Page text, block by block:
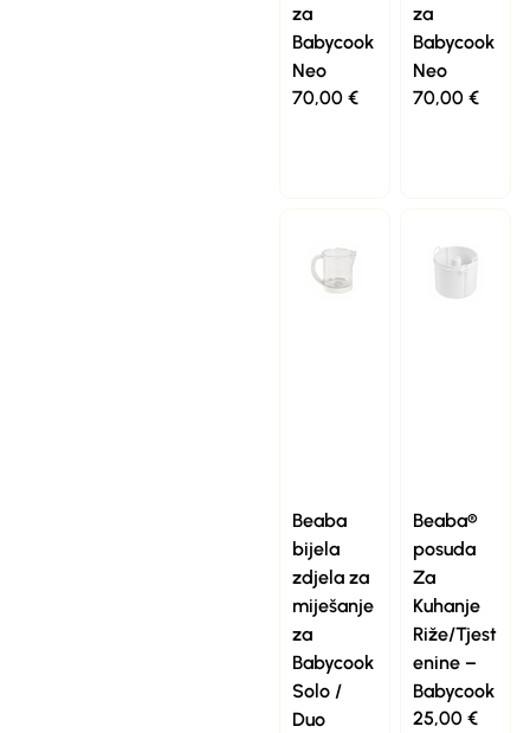
za
Babycook
Neo
70,00 €
za
Babycook
Neo
70,00 €
Beaba
bijela
zdjela za
miješanje
za
Babycook
Solo /
Duo
Beaba®
posuda
Za
Kuhanje
Riže/Tjest
enine –
Babycook
25,00 €